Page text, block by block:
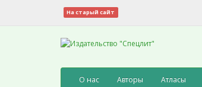
На старый сайт
О нас Авторы Атласы